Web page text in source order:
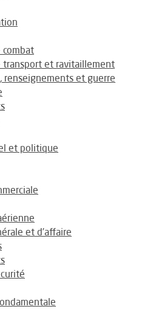
combat
transport et ravitaillement
renseignements et guerre
et politique
et d’affaire